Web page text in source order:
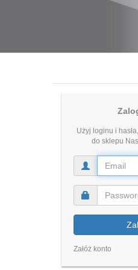
Użyj loginu i
do sklepu
Załóż konto